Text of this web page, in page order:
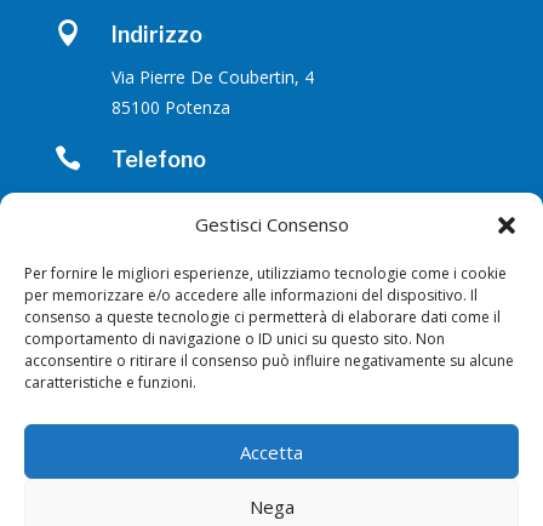
Gestisci Consenso
Per fornire le migliori esperienze, utilizziamo tecnologie come i cookie
per memorizzare e/o accedere alle informazioni del dispositivo. Il
consenso a queste tecnologie ci permetterà di elaborare dati come il
comportamento di navigazione o ID unici su questo sito. Non
acconsentire o ritirare il consenso può influire negativamente su alcune
caratteristiche e funzioni.
Accetta
Nega
 Indirizzo
Via Pierre De Coubertin, 4
85100 Potenza
 Telefono
enrico.devita@dev-it.it
Seguici su